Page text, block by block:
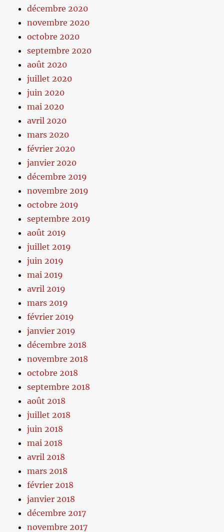
décembre 2020
novembre 2020
octobre 2020
septembre 2020
août 2020
juillet 2020
juin 2020
mai 2020
avril 2020
mars 2020
février 2020
janvier 2020
décembre 2019
novembre 2019
octobre 2019
septembre 2019
août 2019
juillet 2019
juin 2019
mai 2019
avril 2019
mars 2019
février 2019
janvier 2019
décembre 2018
novembre 2018
octobre 2018
septembre 2018
août 2018
juillet 2018
juin 2018
mai 2018
avril 2018
mars 2018
février 2018
janvier 2018
décembre 2017
novembre 2017